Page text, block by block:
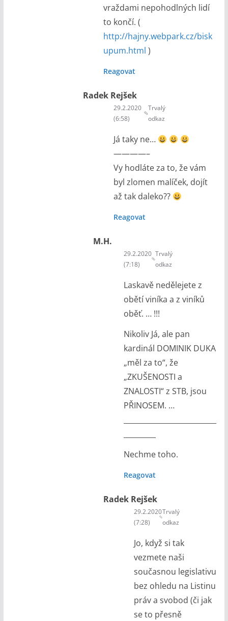
vraždami nepohodlných lidí
to končí. (
http://hajny.webpark.cz/bisk
upum.html )
Reagovat
Radek Rejšek
29.2.2020
(6:58)
Trvalý
odkaz
Já taky ne…
————–
Vy hodláte za to, že vám
byl zlomen malíček, dojít
až tak daleko??
Reagovat
M.H.
29.2.2020
(7:18)
Trvalý
odkaz
Laskavě nedělejete z
obětí viníka a z viníků
oběť. … !!!
Nikoliv Já, ale pan
kardinál DOMINIK DUKA
„měl za to“, že
„ZKUŠENOSTI a
ZNALOSTI“ z STB, jsou
PŘINOSEM. …
Nechme toho.
Reagovat
Radek Rejšek
29.2.2020
(7:28)
Trvalý
odkaz
Jo, když si tak
vezmete naši
současnou legislativu
bez ohledu na Listinu
práv a svobod (či jak
se to přesně